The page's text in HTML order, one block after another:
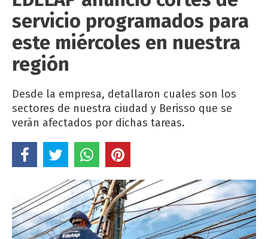
servicio programados para
este miércoles en nuestra
región
Desde la empresa, detallaron cuales son los
sectores de nuestra ciudad y Berisso que se
verán afectados por dichas tareas.